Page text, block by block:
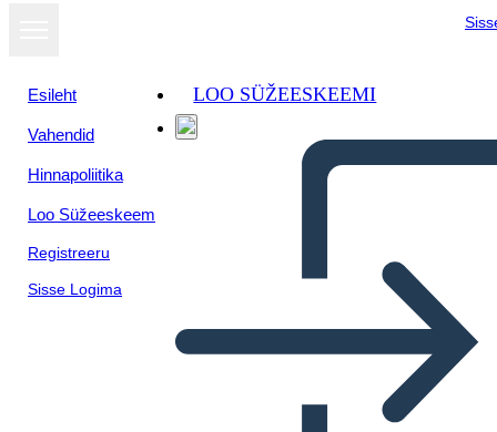
Esileht
Vahendid
Hinnapoliitika
Loo Süžeeskeem
Registreeru
Sisse Logima
LOO SÜŽEESKEEMI
Kuva
slaidiseansina